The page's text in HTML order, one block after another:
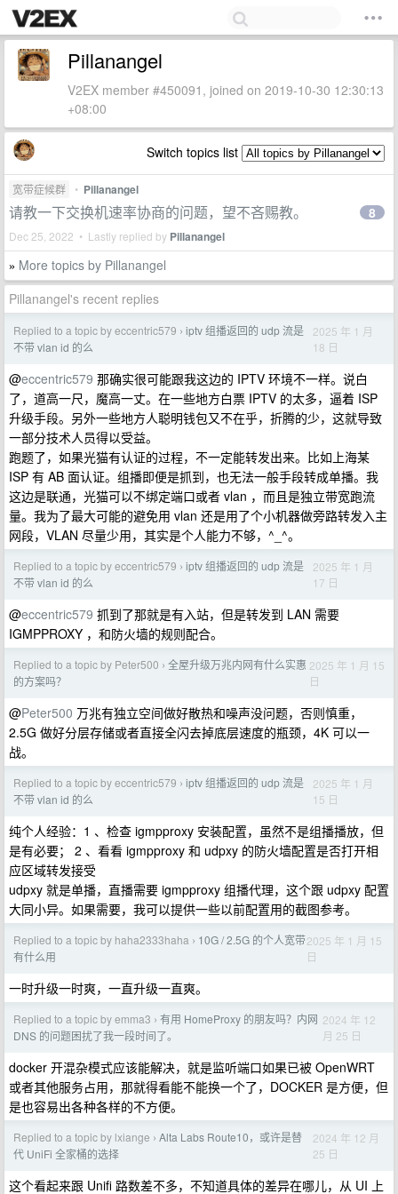
Pillanangel
V2EX member #450091, joined on 2019-10-30 12:30:13
+08:00
Switch topics list
宽带症候群 • Pillanangel
请教一下交换机速率协商的问题，望不吝赐教。
Dec 25, 2022 • Lastly replied by Pillanangel
8
» More topics by Pillanangel
Pillanangel's recent replies
Replied to a topic by eccentric579 › iptv 组播返回的 udp 流是
不带 vlan id 的么
2025 年 1 月
18 日
@eccentric579 那确实很可能跟我这边的 IPTV 环境不一样。说白
了，道高一尺，魔高一丈。在一些地方白票 IPTV 的太多，逼着 ISP
升级手段。另外一些地方人聪明钱包又不在乎，折腾的少，这就导致
一部分技术人员得以受益。
跑题了，如果光猫有认证的过程，不一定能转发出来。比如上海某
ISP 有 AB 面认证。组播即便是抓到，也无法一般手段转成单播。我
这边是联通，光猫可以不绑定端口或者 vlan ，而且是独立带宽跑流
量。我为了最大可能的避免用 vlan 还是用了个小机器做旁路转发入主
网段，VLAN 尽量少用，其实是个人能力不够，^_^。
Replied to a topic by eccentric579 › iptv 组播返回的 udp 流是
不带 vlan id 的么
2025 年 1 月
17 日
@eccentric579 抓到了那就是有入站，但是转发到 LAN 需要
IGMPPROXY ，和防火墙的规则配合。
Replied to a topic by Peter500 › 全屋升级万兆内网有什么实惠
的方案吗？
2025 年 1 月 15
日
@Peter500 万兆有独立空间做好散热和噪声没问题，否则慎重，
2.5G 做好分层存储或者直接全闪去掉底层速度的瓶颈，4K 可以一
战。
Replied to a topic by eccentric579 › iptv 组播返回的 udp 流是
不带 vlan id 的么
2025 年 1 月
15 日
纯个人经验：1 、检查 igmpproxy 安装配置，虽然不是组播播放，但
是有必要； 2 、看看 igmpproxy 和 udpxy 的防火墙配置是否打开相
应区域转发接受
udpxy 就是单播，直播需要 igmpproxy 组播代理，这个跟 udpxy 配置
大同小异。如果需要，我可以提供一些以前配置用的截图参考。
Replied to a topic by haha2333haha › 10G / 2.5G 的个人宽带
有什么用
2025 年 1 月 15
日
一时升级一时爽，一直升级一直爽。
Replied to a topic by emma3 › 有用 HomeProxy 的朋友吗？内网
DNS 的问题困扰了我一段时间了。
2024 年 12
月 25 日
docker 开混杂模式应该能解决，就是监听端口如果已被 OpenWRT
或者其他服务占用，那就得看能不能换一个了，DOCKER 是方便，但
是也容易出各种各样的不方便。
Replied to a topic by lxiange › Alta Labs Route10，或许是替
代 UniFi 全家桶的选择
2024 年 12 月
25 日
这个看起来跟 Unifi 路数差不多，不知道具体的差异在哪儿，从 UI 上